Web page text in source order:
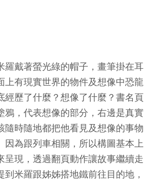
羅戴著螢光綠的帽子，畫筆掛在耳
上有現實世界的物件及想像中恐龍
經歷了什麼？想像了什麼？書名頁
鴉，代表想像的部分，右邊是真實
隨時隨地都把他看見及想像的事物
因為跟列車相關，所以構圖基本上
呈現，透過翻頁動作讓故事繼續走
到米羅跟姊姊搭地鐵前往目的地，